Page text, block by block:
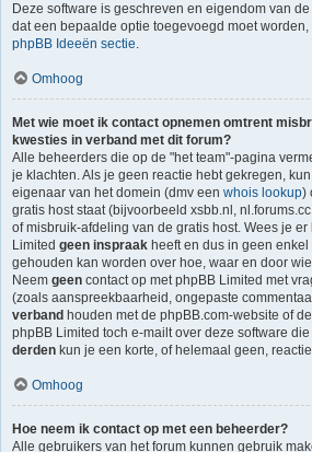
Deze software is geschreven en eigendom van
dat een bepaalde optie toegevoegd moet worden,
phpBB Ideeën sectie.
Omhoog
Met wie moet ik contact opnemen omtrent
kwesties in verband met dit forum?
Alle beheerders die op de "het team"-pagina
je klachten. Als je geen reactie hebt gekregen,
eigenaar van het domein (dmv een whois lookup)
gratis host staat (bijvoorbeeld xsbb.nl,
of misbruik-afdeling van de gratis host. Wees je
Limited geen inspraak heeft en dus in geen
gehouden kan worden over hoe, waar en door
Neem geen contact op met phpBB Limited met
(zoals aanspreekbaarheid, ongepaste
verband houden met de phpBB.com-website of
phpBB Limited toch e-mailt over deze software die
derden kun je een korte, of helemaal geen,
Omhoog
Hoe neem ik contact op met een beheerder?
Alle gebruikers van het forum kunnen gebruik